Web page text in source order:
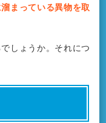
まっている異物を取
しょうか。それにつ